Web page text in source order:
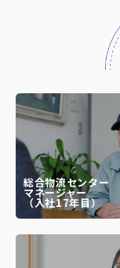
総合物流センター
マネージャー
（入社17年目）